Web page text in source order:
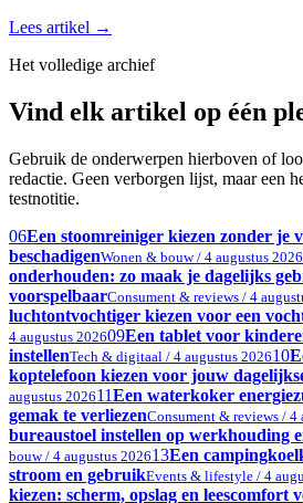
Lees artikel →
Het volledige archief
Vind elk artikel op één
Gebruik de onderwerpen hierboven of
redactie. Geen verborgen lijst, maar een
testnotitie.
06Een stoomreiniger kiezen zonder je
beschadigenWonen & bouw / 4 augustus 2026
onderhouden: zo maak je dagelijks
voorspelbaarConsument & reviews / 4
luchtontvochtiger kiezen voor een
4 augustus 202609Een tablet voor
instellenTech & digitaal / 4 augustus 202610
koptelefoon kiezen voor jouw
augustus 202611Een waterkoker
gemak te verliezenConsument & reviews / 4
bureaustoel instellen op werkhouding
bouw / 4 augustus 202613Een
stroom en gebruikEvents & lifestyle / 4
kiezen: scherm, opslag en leescomfort